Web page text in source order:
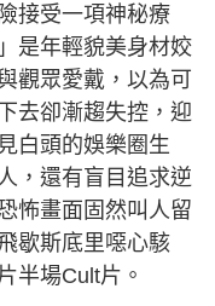
接受一項神秘療
是年輕貌美身材姣
觀眾愛戴，以為可
去卻漸趨失控，迎
白頭的娛樂圈生
，還有盲目追求逆
怖畫面固然叫人留
歇斯底里噁心駭
半場Cult片。